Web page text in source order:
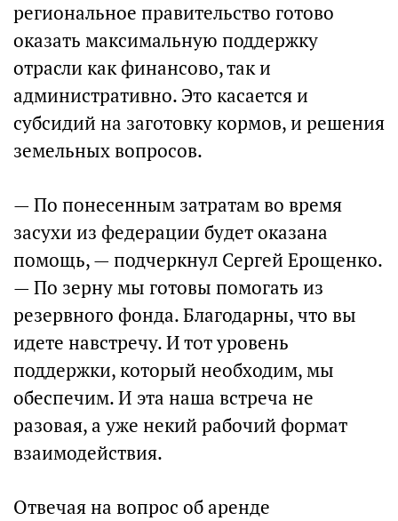
региональное правительство готово
оказать максимальную поддержку
отрасли как финансово, так и
административно. Это касается и
субсидий на заготовку кормов, и решения
земельных вопросов.
— По понесенным затратам во время
засухи из федерации будет оказана
помощь, — подчеркнул Сергей Ерощенко.
— По зерну мы готовы помогать из
резервного фонда. Благодарны, что вы
идете навстречу. И тот уровень
поддержки, который необходим, мы
обеспечим. И эта наша встреча не
разовая, а уже некий рабочий формат
взаимодействия.
Отвечая на вопрос об аренде